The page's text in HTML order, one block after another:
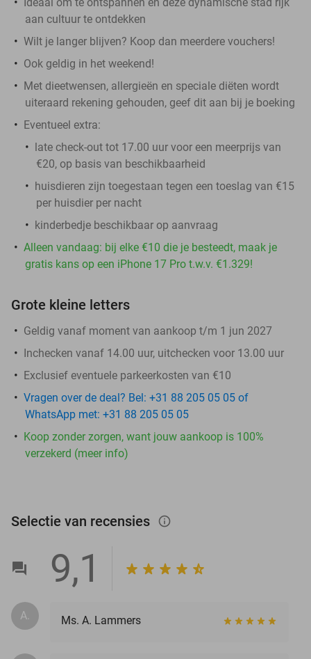
aan cultuur te ontdekken
Wilt je langer blijven? Koop dan meerdere vouchers!
Ook geldig in het weekend!
Met dieetwensen, allergieën en speciale diëten wordt
uiteraard rekening gehouden, geef dit aan bij je boeking
Eventueel extra:
late check-out tot 17.00 uur voor een meerprijs van
€20, op basis van beschikbaarheid
huisdieren zijn toegestaan tegen een toeslag van €15
per huisdier per nacht
kinderbedje beschikbaar op aanvraag
Alleen vandaag: bij elke €10 die je besteedt, maak je
gratis kans op een iPhone 17 Pro t.w.v. €1.329!
Grote kleine letters
Geldig vanaf moment van aankoop t/m 1 jun 2027
Inchecken vanaf 14.00 uur, uitchecken voor 13.00 uur
Exclusief eventuele parkeerkosten van €10
Vragen over de deal? Bel: +31 88 205 05 05 of
WhatsApp met: +31 88 205 05 05
Koop zonder zorgen, want jouw aankoop is 100%
verzekerd (meer info)
Selectie van recensies info_outlined
9,1
A. Ms. A. Lammers